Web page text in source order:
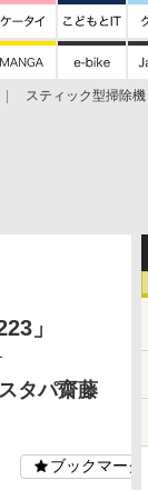
スティック型掃除機
」
タパ齋藤
ブックマーク